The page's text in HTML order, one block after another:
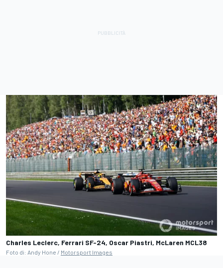
Charles Leclerc, Ferrari SF-24, Oscar Piastri, McLaren MCL38
Foto di: Andy Hone / Motorsport Images